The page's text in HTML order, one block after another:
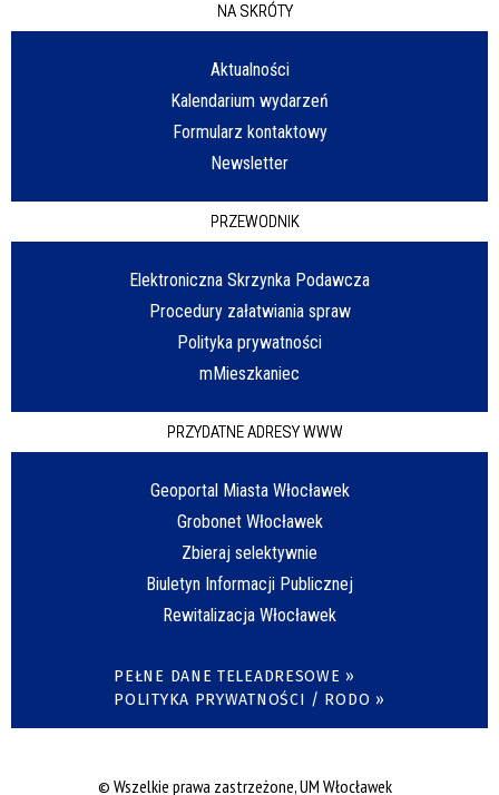
NA SKRÓTY
Aktualności
Kalendarium wydarzeń
Formularz kontaktowy
Newsletter
PRZEWODNIK
Elektroniczna Skrzynka Podawcza
Procedury załatwiania spraw
Polityka prywatności
mMieszkaniec
PRZYDATNE ADRESY WWW
Geoportal Miasta Włocławek
Grobonet Włocławek
Zbieraj selektywnie
Biuletyn Informacji Publicznej
Rewitalizacja Włocławek
PEŁNE DANE TELEADRESOWE »
POLITYKA PRYWATNOŚCI / RODO »
© Wszelkie prawa zastrzeżone, UM Włocławek